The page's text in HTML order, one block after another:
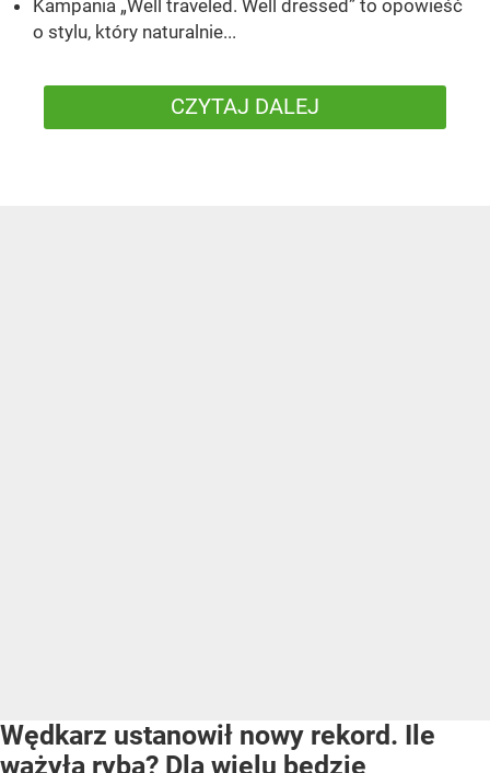
Kampania „Well traveled. Well dressed” to opowieść
o stylu, który naturalnie...
CZYTAJ DALEJ
Wędkarz ustanowił nowy rekord. Ile
ważyła ryba? Dla wielu będzie